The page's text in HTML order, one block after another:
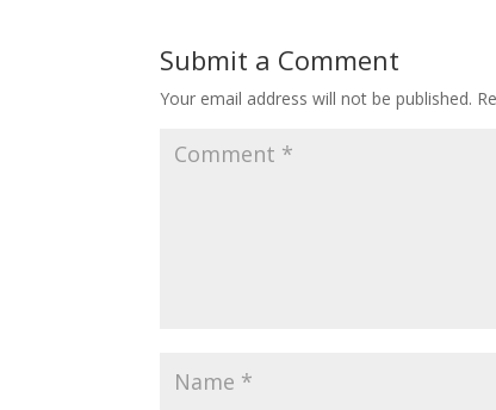
Submit a Comment
Your email address will not be published.